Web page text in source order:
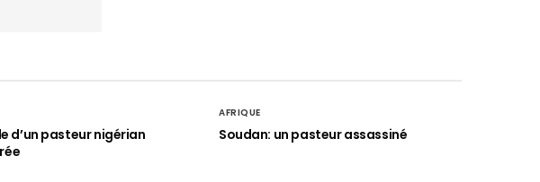
d’un pasteur nigérian
AFRIQUE
Soudan: un pasteur assassiné